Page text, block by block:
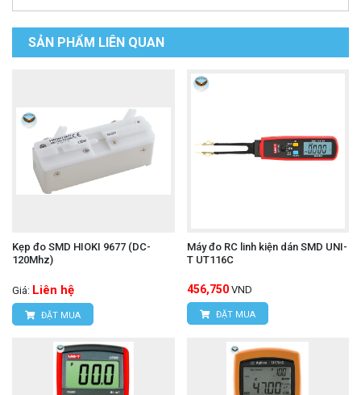
SẢN PHẨM LIÊN QUAN
Kẹp đo SMD HIOKI 9677 (DC-
120Mhz)
Giá: Liên hệ
ĐẶT MUA
Máy đo RC linh kiện dán SMD UNI-
T UT116C
456,750 VND
ĐẶT MUA